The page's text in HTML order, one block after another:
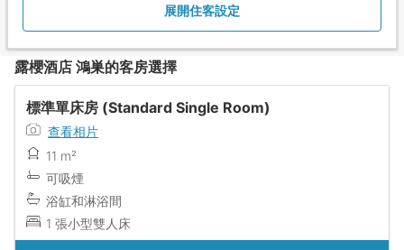
展開住客設定
露櫻酒店 鴻巣的客房選擇
標準單床房 (Standard Single Room)
查看相片
11 m²
可吸煙
浴缸和淋浴間
1 張小型雙人床